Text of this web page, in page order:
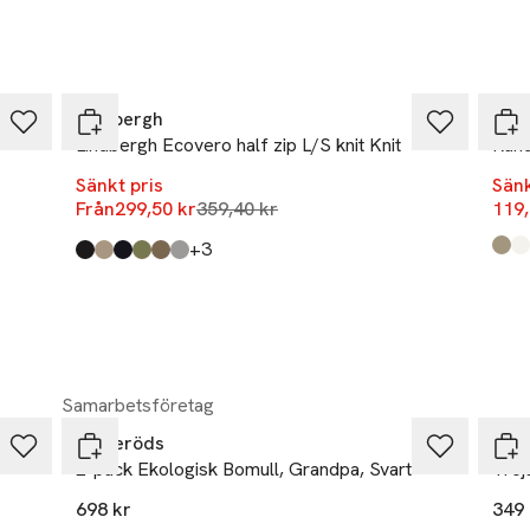
15-17
SV
Lindbergh
Lindbergh Ecovero half zip L/S knit Knit
Sänkt pris
Från299,50 krLägsta pris 30 dagar
359,40 kr
Produkten finns i färgerna:
Black,
Dk Beige,
Navy,
Army Mel,
Dk Sand Mel,
Grey Stone Mix,
+3till Dk
Samarbetsföretag
Resteröds
2-pack Ekologisk Bomull, Grandpa, Svart
698 kr
349